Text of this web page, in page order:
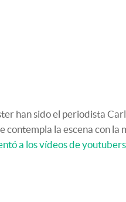
han sido el periodista
la escena con la
a los vídeos de